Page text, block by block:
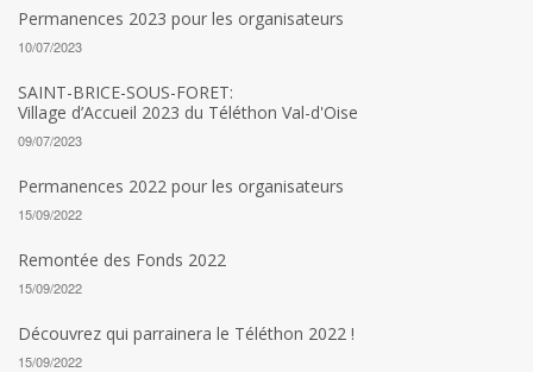
Permanences 2023 pour les organisateurs
10/07/2023
SAINT-BRICE-SOUS-FORET:
Village d’Accueil 2023 du Téléthon Val-d'Oise
09/07/2023
Permanences 2022 pour les organisateurs
15/09/2022
Remontée des Fonds 2022
15/09/2022
Découvrez qui parrainera le Téléthon 2022 !
15/09/2022